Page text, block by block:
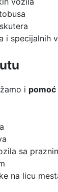
i specijalnih
i pomoć
sa
na licu